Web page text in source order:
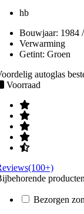
hb
Bouwjaar: 1984
Verwarming
Getint: Groen
autoglas
Voorraad
Bezorgen